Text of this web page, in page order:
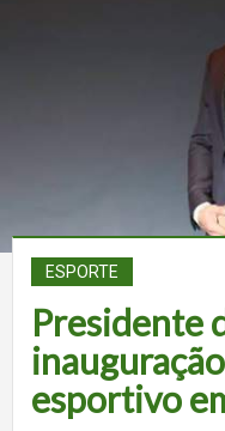
ESPORTE
Presidente
esportivo